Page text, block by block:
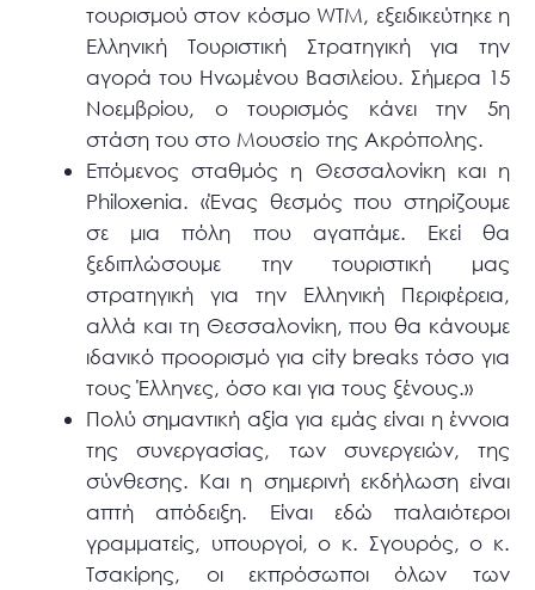
τουρισμού στον κόσμο WTM, εξειδικεύτηκε η
Ελληνική Τουριστική Στρατηγική για την
αγορά του Ηνωμένου Βασιλείου. Σήμερα 15
Νοεμβρίου, ο τουρισμός κάνει την 5η
στάση του στο Μουσείο της Ακρόπολης.
Επόμενος σταθμός η Θεσσαλονίκη και η
Philoxenia. «Ένας θεσμός που στηρίζουμε
σε μια πόλη που αγαπάμε. Εκεί θα
ξεδιπλώσουμε την τουριστική μας
στρατηγική για την Ελληνική Περιφέρεια,
αλλά και τη Θεσσαλονίκη, που θα κάνουμε
ιδανικό προορισμό για city breaks τόσο για
τους Έλληνες, όσο και για τους ξένους.»
Πολύ σημαντική αξία για εμάς είναι η έννοια
της συνεργασίας, των συνεργειών, της
σύνθεσης. Και η σημερινή εκδήλωση είναι
απτή απόδειξη. Είναι εδώ παλαιότεροι
γραμματείς, υπουργοί, ο κ. Σγουρός, ο κ.
Τσακίρης, οι εκπρόσωποι όλων των